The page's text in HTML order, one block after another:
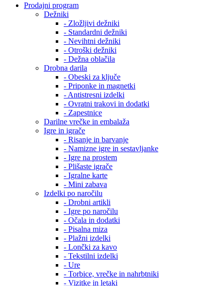
Prodajni program
Dežniki
- Zložljivi dežniki
- Standardni dežniki
- Nevihtni dežniki
- Otroški dežniki
- Dežna oblačila
Drobna darila
- Obeski za ključe
- Priponke in magnetki
- Antistresni izdelki
- Ovratni trakovi in dodatki
- Zapestnice
Darilne vrečke in embalaža
Igre in igrače
- Risanje in barvanje
- Namizne igre in sestavljanke
- Igre na prostem
- Plišaste igrače
- Igralne karte
- Mini zabava
Izdelki po naročilu
- Drobni artikli
- Igre po naročilu
- Očala in dodatki
- Pisalna miza
- Plažni izdelki
- Lončki za kavo
- Tekstilni izdelki
- Ure
- Torbice, vrečke in nahrbtniki
- Vizitke in letaki